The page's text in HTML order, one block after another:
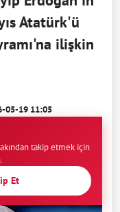
Atatürk'ü
ilişkin
05-19 11:05
takip etmek için
Et